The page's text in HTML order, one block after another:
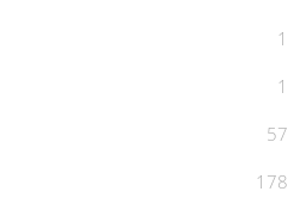
1
1
57
178